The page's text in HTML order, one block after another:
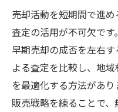
売却活動を短期間で進
査定の活用が不可欠で
早期売却の成否を左右
よる査定を比較し、地
を最適化する方法があ
販売戦略を練ることで